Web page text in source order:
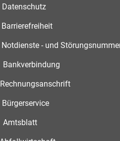
Datenschutz
Barrierefreiheit
Notdienste - und
Bankverbindung
Rechnungsanschrift
Bürgerservice
Amtsblatt